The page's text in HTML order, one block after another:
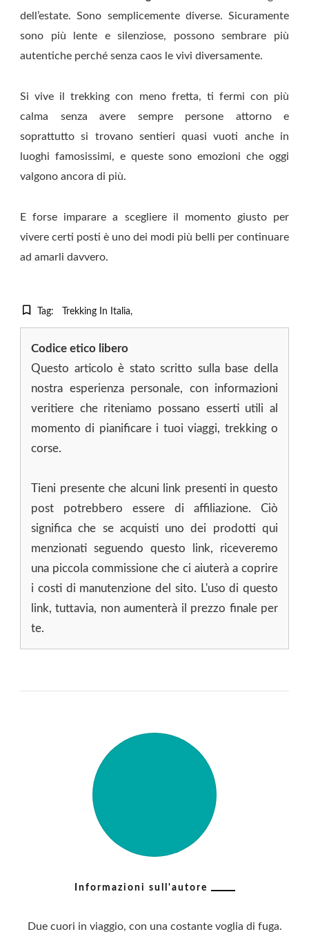
dell’estate. Sono semplicemente diverse. Sicuramente
sono più lente e silenziose, possono sembrare più
autentiche perché senza caos le vivi diversamente.
Si vive il trekking con meno fretta, ti fermi con più
calma senza avere sempre persone attorno e
soprattutto si trovano sentieri quasi vuoti anche in
luoghi famosissimi, e queste sono emozioni che oggi
valgono ancora di più.
E forse imparare a scegliere il momento giusto per
vivere certi posti è uno dei modi più belli per continuare
ad amarli davvero.
Tag: Trekking In Italia
Codice etico libero
Questo articolo è stato scritto sulla base della
nostra esperienza personale, con informazioni
veritiere che riteniamo possano esserti utili al
momento di pianificare i tuoi viaggi, trekking o
corse.
Tieni presente che alcuni link presenti in questo
post potrebbero essere di affiliazione. Ciò
significa che se acquisti uno dei prodotti qui
menzionati seguendo questo link, riceveremo
una piccola commissione che ci aiuterà a coprire
i costi di manutenzione del sito. L'uso di questo
link, tuttavia, non aumenterà il prezzo finale per
te.
Informazioni sull'autore
Due cuori in viaggio, con una costante voglia di fuga.